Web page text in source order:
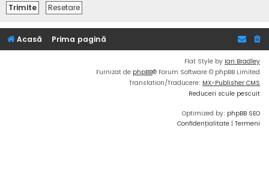
Acasă Prima pagină
Flat Style by Ian Bradley
Furnizat de phpBB® Forum Software © phpBB Limited
Translation/Traducere: MX-Publisher CMS
Reduceri scule pescuit
Optimized by: phpBB SEO
Confidențialitate | Termeni